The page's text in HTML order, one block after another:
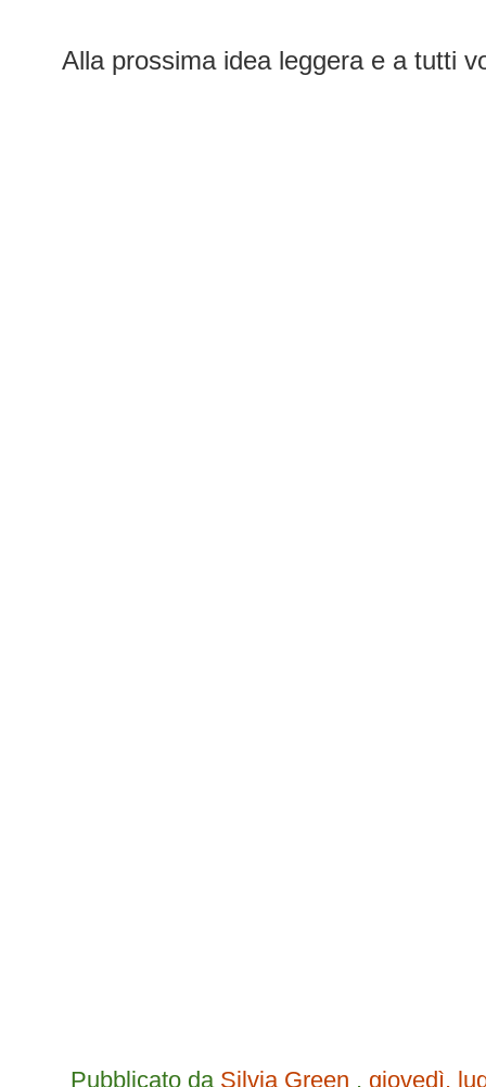
Alla prossima idea leggera e a tutti
Pubblicato da Silvia Green , giovedì,